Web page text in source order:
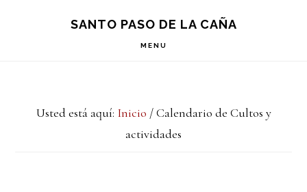
principal
SANTO PASO DE LA CAÑA
MENU
Usted está aquí: Inicio /Calendario de Cultos y
actividades